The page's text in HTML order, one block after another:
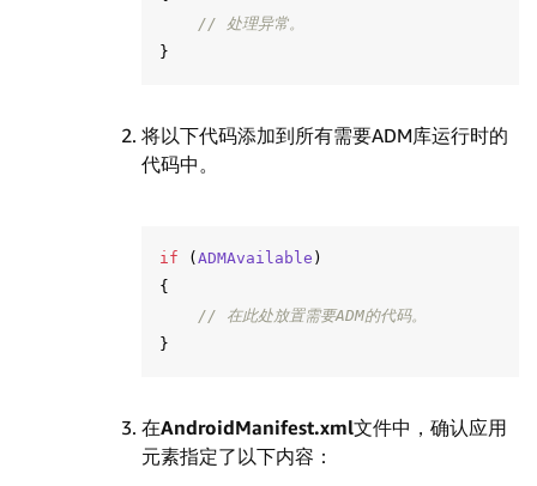
// 处理异常。
}
将以下代码添加到所有需要ADM库运行时的
代码中。
if ( ADMAvailable )
{
// 在此处放置需要ADM的代码。
}
在AndroidManifest.xml文件中，确认应用
元素指定了以下内容：